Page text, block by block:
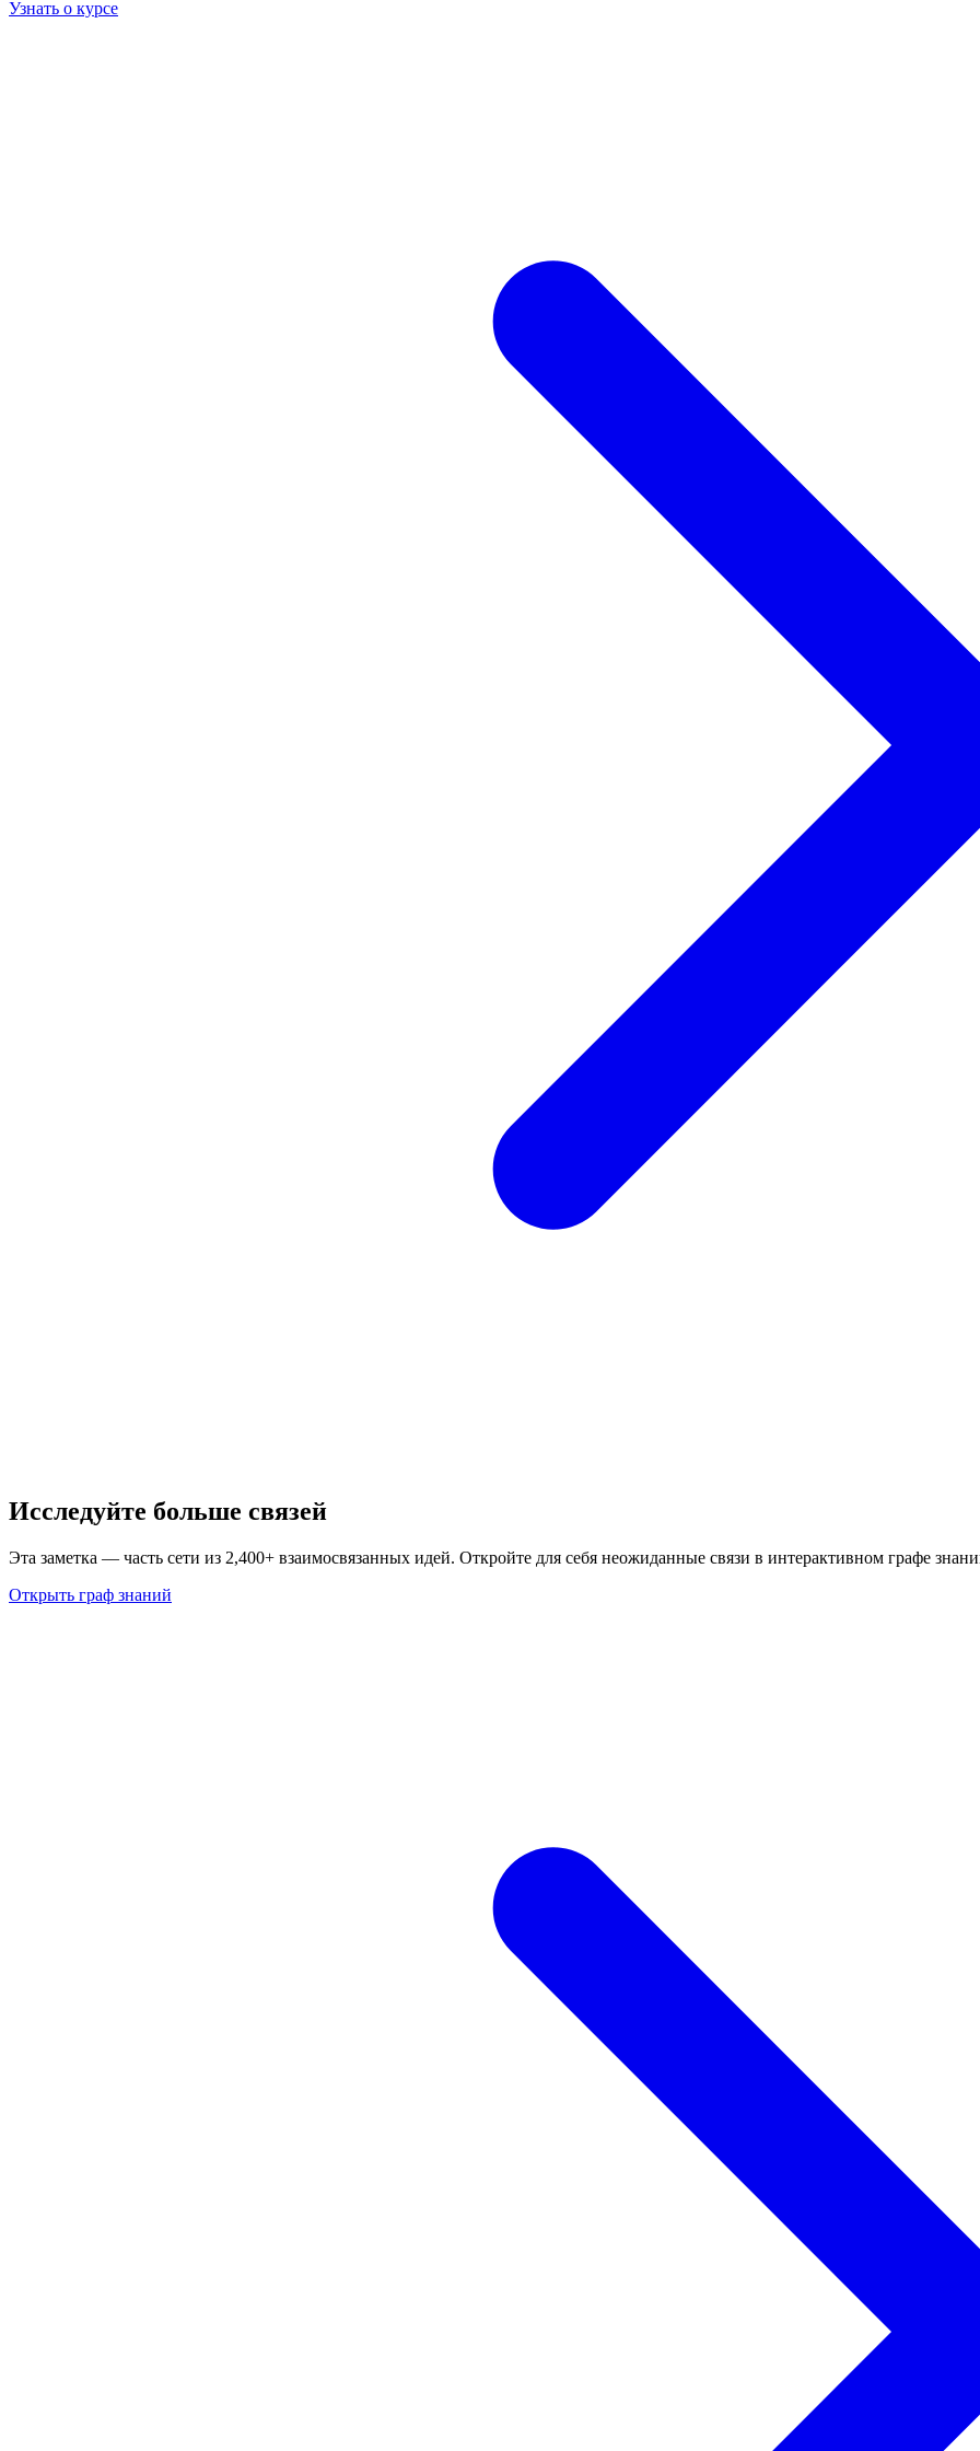
Узнать о курсе
Исследуйте больше связей
Эта заметка — часть сети из 2,400+ взаимосвязанных идей. Откройте для себя неожиданные связи в интерактивном графе
Открыть граф знаний